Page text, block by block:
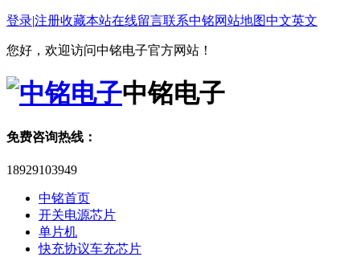
登录|注册收藏本站在线留言联系中铭网站地图中文英文
您好，欢迎访问中铭电子官方网站！
中铭电子
免费咨询热线：
18929103949
中铭首页
开关电源芯片
单片机
快充协议车充芯片